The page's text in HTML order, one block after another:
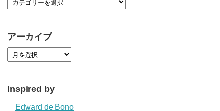
アーカイブ
Inspired by
Edward de Bono